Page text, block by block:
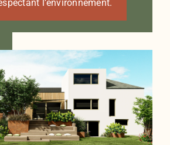
l’environnement.